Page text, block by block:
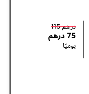
درهم 115
75 درهم
يوميًا